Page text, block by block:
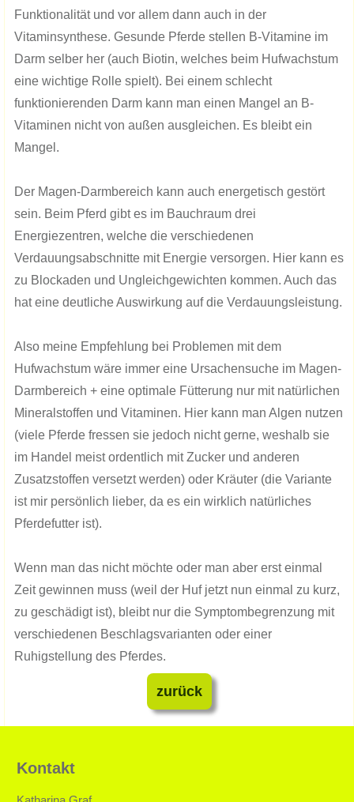
Funktionalität und vor allem dann auch in der
Vitaminsynthese. Gesunde Pferde stellen B-Vitamine im
Darm selber her (auch Biotin, welches beim Hufwachstum
eine wichtige Rolle spielt). Bei einem schlecht
funktionierenden Darm kann man einen Mangel an B-
Vitaminen nicht von außen ausgleichen. Es bleibt ein
Mangel.
Der Magen-Darmbereich kann auch energetisch gestört
sein. Beim Pferd gibt es im Bauchraum drei
Energiezentren, welche die verschiedenen
Verdauungsabschnitte mit Energie versorgen. Hier kann es
zu Blockaden und Ungleichgewichten kommen. Auch das
hat eine deutliche Auswirkung auf die Verdauungsleistung.
Also meine Empfehlung bei Problemen mit dem
Hufwachstum wäre immer eine Ursachensuche im Magen-
Darmbereich + eine optimale Fütterung nur mit natürlichen
Mineralstoffen und Vitaminen. Hier kann man Algen nutzen
(viele Pferde fressen sie jedoch nicht gerne, weshalb sie
im Handel meist ordentlich mit Zucker und anderen
Zusatzstoffen versetzt werden) oder Kräuter (die Variante
ist mir persönlich lieber, da es ein wirklich natürliches
Pferdefutter ist).
Wenn man das nicht möchte oder man aber erst einmal
Zeit gewinnen muss (weil der Huf jetzt nun einmal zu kurz,
zu geschädigt ist), bleibt nur die Symptombegrenzung mit
verschiedenen Beschlagsvarianten oder einer
Ruhigstellung des Pferdes.
zurück
Kontakt